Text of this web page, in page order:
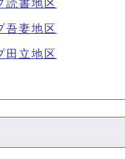
読書地区
吾妻地区
田立地区